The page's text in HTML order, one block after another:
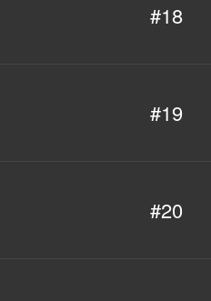
#18
#19
#20